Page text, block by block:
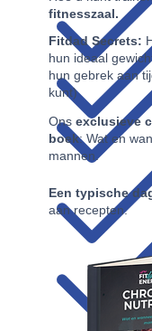
fitnesszaal.
Fitdad Secrets:
hun ideaal
hun gebrek aan
kunt)
Ons exclusieve
boek: Wat en
mannen.
Een typische
aan recepten.